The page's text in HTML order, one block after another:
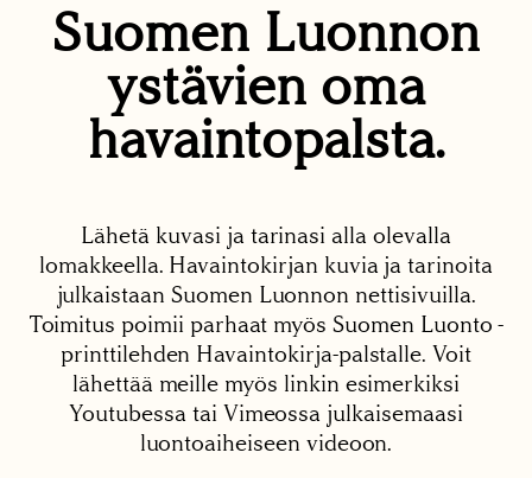
Suomen Luonnon
ystävien oma
havaintopalsta.
Lähetä kuvasi ja tarinasi alla olevalla
lomakkeella. Havaintokirjan kuvia ja tarinoita
julkaistaan Suomen Luonnon nettisivuilla.
Toimitus poimii parhaat myös Suomen Luonto -
printtilehden Havaintokirja-palstalle. Voit
lähettää meille myös linkin esimerkiksi
Youtubessa tai Vimeossa julkaisemaasi
luontoaiheiseen videoon.